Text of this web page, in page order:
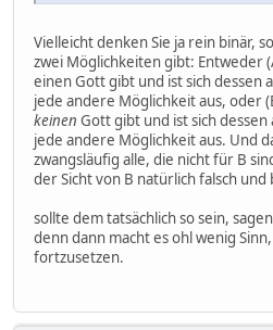
Vielleicht denken Sie ja rein binär,
zwei Möglichkeiten gibt: Entweder
einen Gott gibt und ist sich dessen
jede andere Möglichkeit aus, oder
keinen Gott gibt und ist sich
jede andere Möglichkeit aus. Und
zwangsläufig alle, die nicht für B
der Sicht von B natürlich falsch
sollte dem tatsächlich so sein,
denn dann macht es ohl wenig
fortzusetzen.